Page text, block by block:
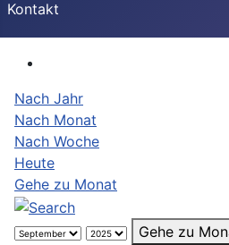
Kontakt
Nach Jahr
Nach Monat
Nach Woche
Heute
Gehe zu Monat
Gehe zu